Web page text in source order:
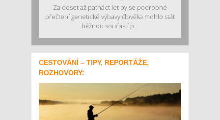
Za deset až patnáct let by se podrobné
přečtení genetické výbavy člověka mohlo stát
běžnou součástí p...
CESTOVÁNÍ – TIPY, REPORTÁŽE,
ROZHOVORY: